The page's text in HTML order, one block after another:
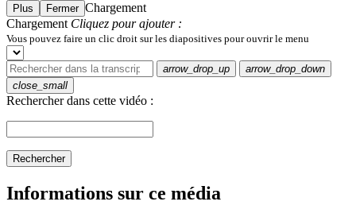
Plus Fermer Chargement
Chargement Cliquez pour ajouter :
Vous pouvez faire un clic droit sur les diapositives pour ouvrir le menu
arrow_drop_up
arrow_drop_down
close_small
Rechercher dans cette vidéo :
Rechercher
Informations sur ce média